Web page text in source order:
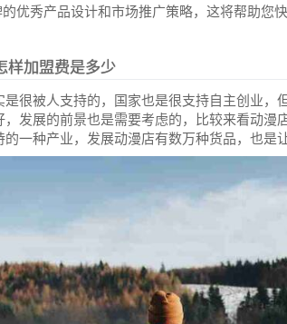
优秀产品设计和市场推广策略，这将帮助您
样加盟费是多少
很被人支持的，国家也是很支持自主创业，
，发展的前景也是需要考虑的，比较来看动漫
一种产业，发展动漫店有数万种货品，也是